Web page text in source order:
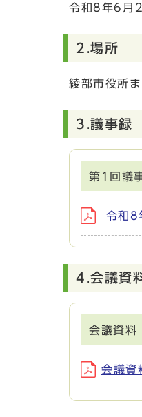
令和8年6月
2.場所
綾部市役所
3.議事録
第1回議
令和8
4.会議資
会議資料
会議